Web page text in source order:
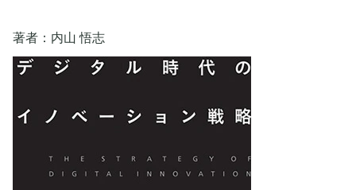
著者：内山 悟志